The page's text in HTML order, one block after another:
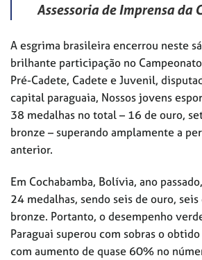
Assessoria de Imprensa da
A esgrima brasileira encerrou neste
brilhante participação no
Pré-Cadete, Cadete e Juvenil,
capital paraguaia, Nossos jovens
38 medalhas no total – 16 de ouro,
bronze – superando amplamente a
anterior.
Em Cochabamba, Bolívia, ano
24 medalhas, sendo seis de ouro,
bronze. Portanto, o desempenho
Paraguai superou com sobras o
com aumento de quase 60% no